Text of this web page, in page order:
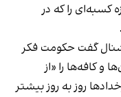
کسبه‌ای را که در
گفت حکومت فکر
و کافه‌ها را «از
روز به روز بیشتر